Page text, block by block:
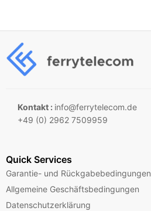
Kontakt : info@ferrytelecom.de
+49 (0) 2962 7509959
Quick Services
Garantie- und Rückgabebedingungen
Allgemeine Geschäftsbedingungen
Datenschutzerklärung